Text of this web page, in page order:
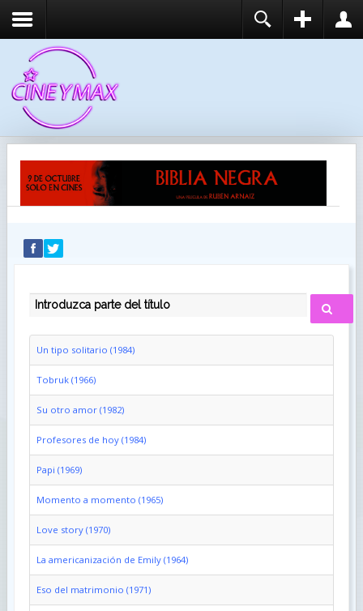
RECUÉRDEME
IDENTIFICARSE
INTRODUZCA PARTE DEL TÍTULO
Un tipo solitario (1984)
Tobruk (1966)
Su otro amor (1982)
Profesores de hoy (1984)
Papi (1969)
Momento a momento (1965)
Love story (1970)
La americanización de Emily (1964)
Eso del matrimonio (1971)